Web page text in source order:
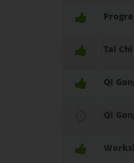
Tai Chi
Qi
Qi